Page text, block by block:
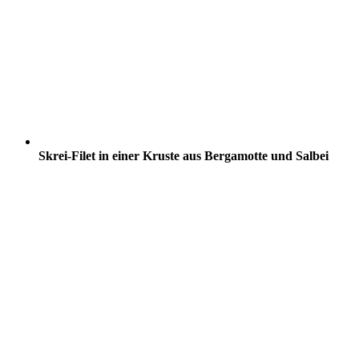
Skrei-Filet in einer Kruste aus Bergamotte und Salbei